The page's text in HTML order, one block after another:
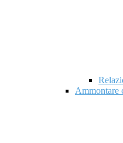
Ammontare